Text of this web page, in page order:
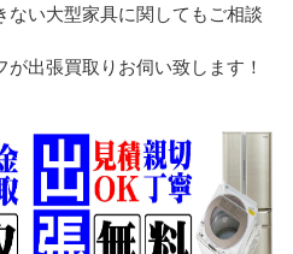
ない大型家具に関してもご相談
出張買取りお伺い致します！